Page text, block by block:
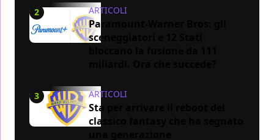
2 ARTICOLI
Paramount-Warner Bros: gli
sceneggiatori e 12 Stati
3 ARTICOLI
Sta per arrivare il reboot del
classico fantasy che ha segnato